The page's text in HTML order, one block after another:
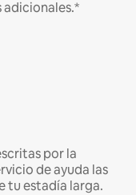
adicionales.*
por la
de ayuda las
tu estadía larga.